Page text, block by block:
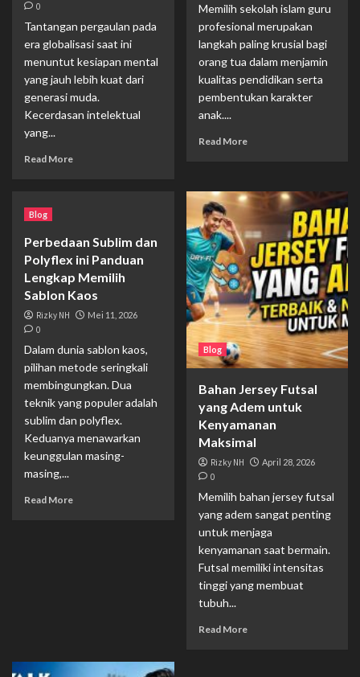
0
Tantangan pergaulan pada
era globalisasi saat ini
menuntut kesiapan mental
yang jauh lebih kuat dari
generasi muda.
Kecerdasan intelektual
yang...
Read More
Memilih sekolah islam guru
profesional merupakan
langkah paling krusial bagi
orang tua dalam menjamin
kualitas pendidikan serta
pembentukan karakter
anak....
Read More
Blog
Perbedaan Sublim dan
Polyflex ini Panduan
Lengkap Memilih
Sablon Kaos
Rizky NH Mei 11, 2026
0
Dalam dunia sablon kaos,
pilihan metode seringkali
membingungkan. Dua
teknik yang populer adalah
sublim dan polyflex.
Keduanya menawarkan
keunggulan masing-
masing,...
Read More
Blog
Bahan Jersey Futsal
yang Adem untuk
Kenyamanan
Maksimal
Rizky NH April 28, 2026
0
Memilih bahan jersey futsal
yang adem sangat penting
untuk menjaga
kenyamanan saat bermain.
Futsal memiliki intensitas
tinggi yang membuat
tubuh...
Read More